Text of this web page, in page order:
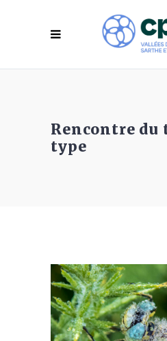
Rencontre du
type